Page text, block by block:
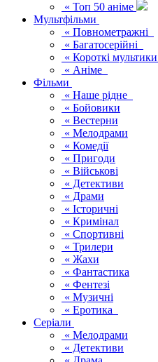
« Топ 50 аніме
Мультфільми
« Повнометражні
« Багатосерійні
« Короткі мультики
« Аніме
Фільми
« Наше рідне
« Бойовики
« Вестерни
« Мелодрами
« Комедії
« Пригоди
« Військові
« Детективи
« Драми
« Історичні
« Кримінал
« Спортивні
« Трилери
« Жахи
« Фантастика
« Фентезі
« Музичні
« Еротика
Серіали
« Мелодрами
« Детективи